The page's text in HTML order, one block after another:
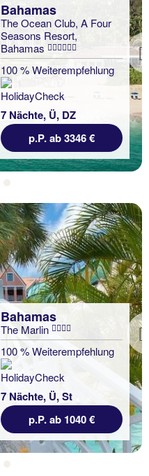
Bahamas
The Ocean Club, A Four
Seasons Resort,
Bahamas
100 % Weiterempfehlung
7 Nächte, Ü, DZ
p.P. ab 3346 €
Bahamas
The Marlin
100 % Weiterempfehlung
7 Nächte, Ü, St
p.P. ab 1040 €